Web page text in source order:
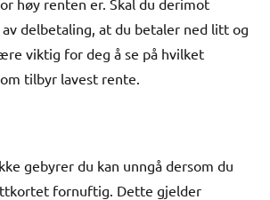
delbetaling, at du betaler ned litt og
viktig for deg å se på hvilket
tilbyr lavest rente.
gebyrer du kan unngå dersom du
fornuftig. Dette gjelder